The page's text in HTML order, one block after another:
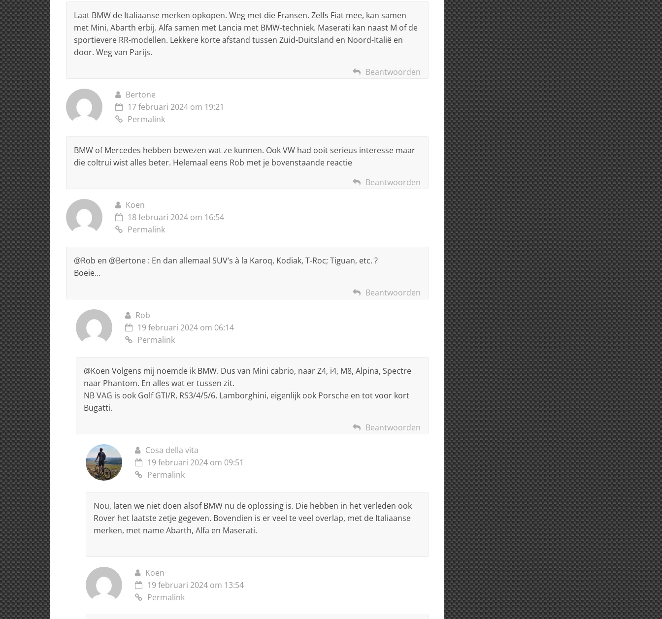
Laat BMW de Italiaanse merken opkopen. Weg met die Fransen. Zelfs Fiat mee, kan samen
met Mini, Abarth erbij. Alfa samen met Lancia met BMW-techniek. Maserati kan naast M of de
sportievere RR-modellen. Lekkere korte afstand tussen Zuid-Duitsland en Noord-Italië en
door. Weg van Parijs.
Beantwoorden
Bertone
17 februari 2024 om 19:21
Permalink
BMW of Mercedes hebben bewezen wat ze kunnen. Ook VW had ooit serieus interesse maar
die coltrui wist alles beter. Helemaal eens Rob met je bovenstaande reactie
Beantwoorden
Koen
18 februari 2024 om 16:54
Permalink
@Rob en @Bertone : En dan allemaal SUV’s à la Karoq, Kodiak, T-Roc; Tiguan, etc. ?
Boeie…
Beantwoorden
Rob
19 februari 2024 om 06:14
Permalink
@Koen Volgens mij noemde ik BMW. Dus van Mini cabrio, naar Z4, i4, M8, Alpina, Spectre
naar Phantom. En alles wat er tussen zit.
NB VAG is ook Golf GTI/R, RS3/4/5/6, Lamborghini, eigenlijk ook Porsche en tot voor kort
Bugatti.
Beantwoorden
Cosa della vita
19 februari 2024 om 09:51
Permalink
Nou, laten we niet doen alsof BMW nu de oplossing is. Die hebben in het verleden ook
Rover het laatste zetje gegeven. Bovendien is er veel te veel overlap, met de Italiaanse
merken, met name Abarth, Alfa en Maserati.
Koen
19 februari 2024 om 13:54
Permalink